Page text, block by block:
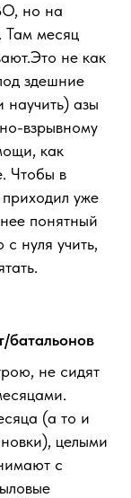
но на
Там месяц
не как
здешние
научить) азы
взрывному
как
Чтобы в
уже
понятный
нуля учить,
батальонов
не сидят
(а то и
целыми
с